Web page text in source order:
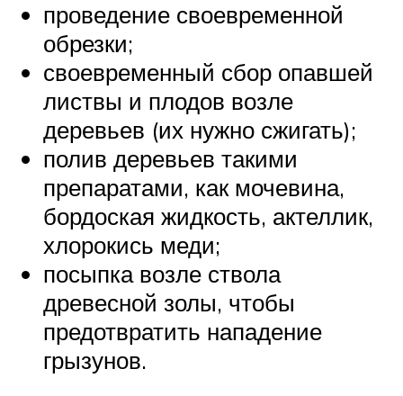
проведение своевременной
обрезки;
своевременный сбор опавшей
листвы и плодов возле
деревьев (их нужно сжигать);
полив деревьев такими
препаратами, как мочевина,
бордоская жидкость, актеллик,
хлорокись меди;
посыпка возле ствола
древесной золы, чтобы
предотвратить нападение
грызунов.